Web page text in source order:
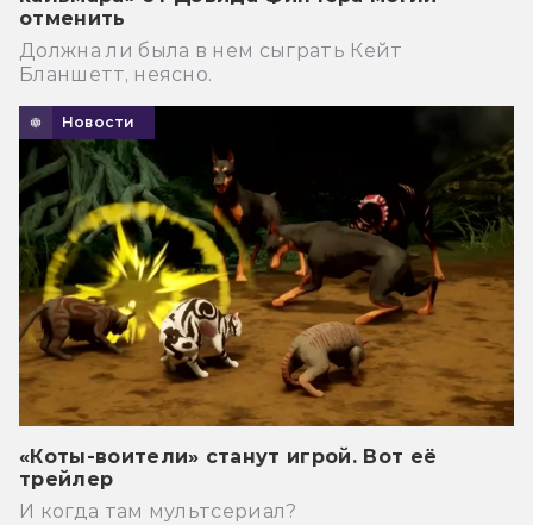
отменить
Должна ли была в нем сыграть Кейт
Бланшетт, неясно.
Новости
«Коты-воители» станут игрой. Вот её
трейлер
И когда там мультсериал?